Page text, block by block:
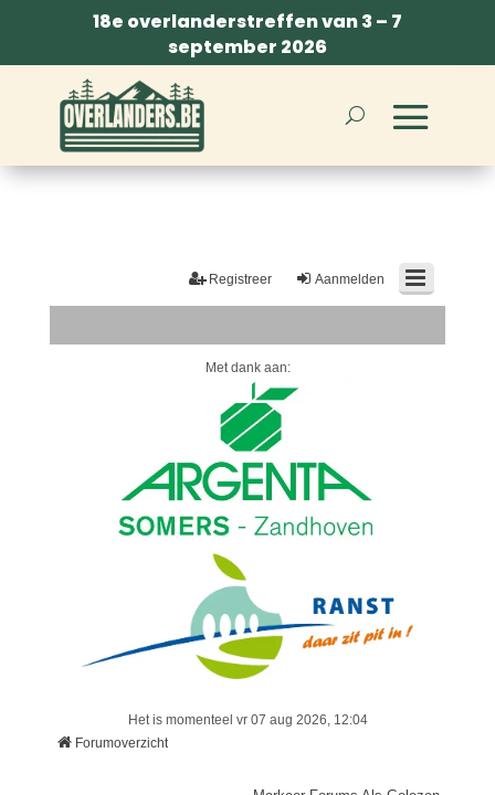
18e overlanderstreffen van 3 – 7
september 2026